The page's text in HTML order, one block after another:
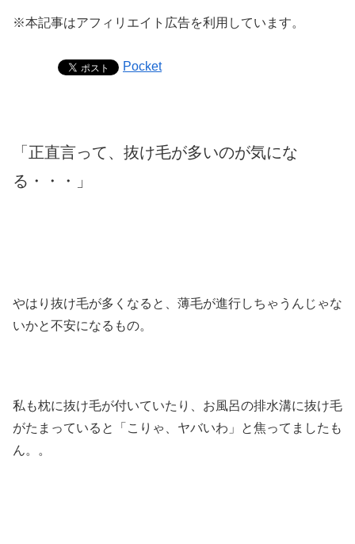
※本記事はアフィリエイト広告を利用しています。
Pocket
「正直言って、抜け毛が多いのが気にな
る・・・」
やはり抜け毛が多くなると、薄毛が進行しちゃうんじゃな
いかと不安になるもの。
私も枕に抜け毛が付いていたり、お風呂の排水溝に抜け毛
がたまっていると「こりゃ、ヤバいわ」と焦ってましたも
ん。。